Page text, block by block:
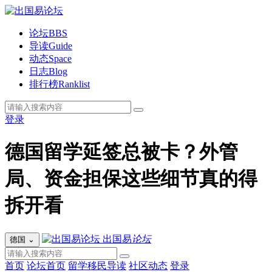
论坛BBS
导读Guide
动态Space
日志Blog
排行榜Ranklist
登录
德国留学延签总被卡？外管
局、资金担保这些细节真的得
拆开看
德国 ⌄ 出国易论坛
首页 论坛首页 留学移民导读 社区动态 登录